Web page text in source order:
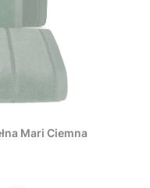
Mari Ciemna